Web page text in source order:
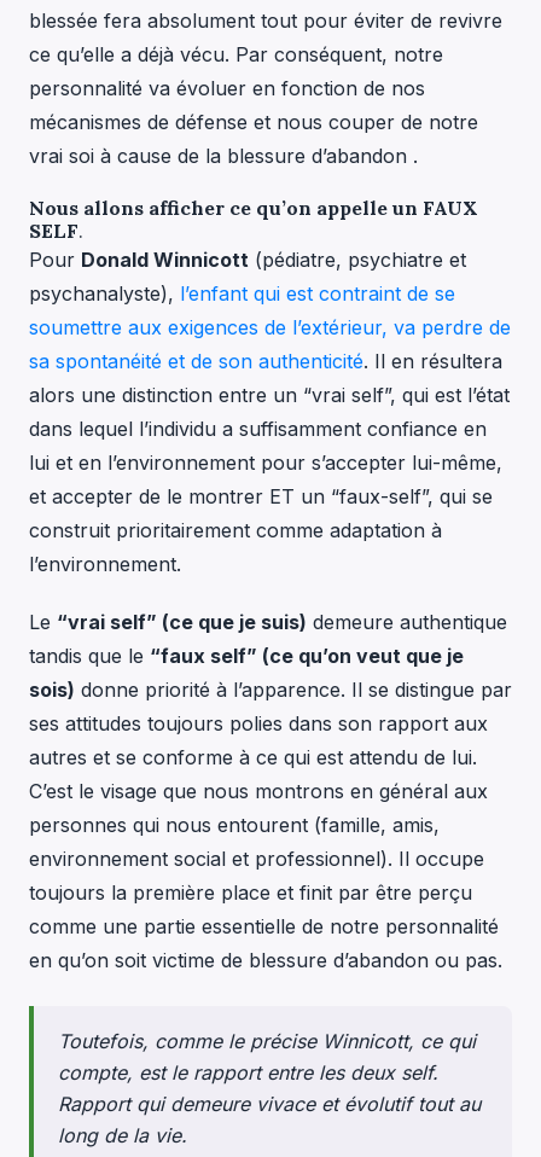
blessée fera absolument tout pour éviter de revivre
ce qu’elle a déjà vécu. Par conséquent, notre
personnalité va évoluer en fonction de nos
mécanismes de défense et nous couper de notre
vrai soi à cause de la blessure d’abandon .
Nous allons afficher ce qu’on appelle un FAUX
SELF.
Pour Donald Winnicott (pédiatre, psychiatre et
psychanalyste), l’enfant qui est contraint de se
soumettre aux exigences de l’extérieur, va perdre de
sa spontanéité et de son authenticité. Il en résultera
alors une distinction entre un “vrai self”, qui est l’état
dans lequel l’individu a suffisamment confiance en
lui et en l’environnement pour s’accepter lui-même,
et accepter de le montrer ET un “faux-self”, qui se
construit prioritairement comme adaptation à
l’environnement.
Le “vrai self” (ce que je suis) demeure authentique
tandis que le “faux self” (ce qu’on veut que je
sois) donne priorité à l’apparence. Il se distingue par
ses attitudes toujours polies dans son rapport aux
autres et se conforme à ce qui est attendu de lui.
C’est le visage que nous montrons en général aux
personnes qui nous entourent (famille, amis,
environnement social et professionnel). Il occupe
toujours la première place et finit par être perçu
comme une partie essentielle de notre personnalité
en qu’on soit victime de blessure d’abandon ou pas.
Toutefois, comme le précise Winnicott, ce qui
compte, est le rapport entre les deux self.
Rapport qui demeure vivace et évolutif tout au
long de la vie.